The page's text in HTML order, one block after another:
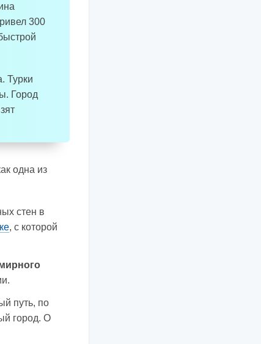
300
Турки
Город
одна из
стен в
, с которой
путь, по
город. О